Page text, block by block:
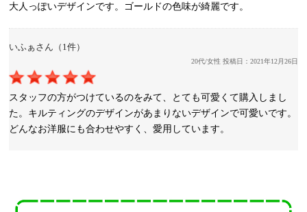
大人っぽいデザインです。ゴールドの色味が綺麗です。
いふぁさん（1件）
20代/女性 投稿日：2021年12月26日
スタッフの方がつけているのをみて、とても可愛くて購入しまし
た。キルティングのデザインがあまりないデザインで可愛いです。
どんなお洋服にも合わせやすく、愛用しています。